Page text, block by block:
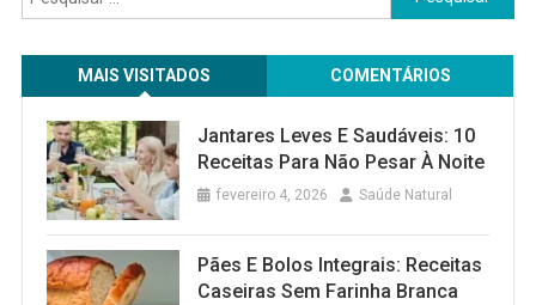
por:
MAIS VISITADOS COMENTÁRIOS
Jantares Leves E Saudáveis: 10
Receitas Para Não Pesar À Noite
fevereiro 4, 2026 Saúde Natural
Pães E Bolos Integrais: Receitas
Caseiras Sem Farinha Branca